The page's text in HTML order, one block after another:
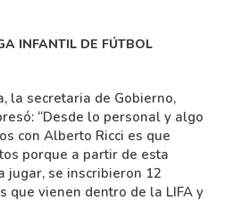
INFANTIL DE FÚTBOL
la secretaria de Gobierno,
“Desde lo personal y algo
con Alberto Ricci es que
porque a partir de esta
jugar, se inscribieron 12
que vienen dentro de la LIFA y